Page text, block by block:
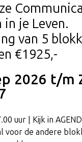
in je Leven.
van 5
€1925,-
2026 t/m
uur | Kijk in
voor de andere